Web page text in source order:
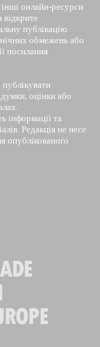
онлайн-ресурси
відкрите
публікацію
обмежень або
посилання
оцінки або
інформації та
Редакція не несе
опублікованого